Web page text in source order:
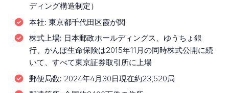
ディング構造制定）
本社: 東京都千代田区霞が関
株式上場: 日本郵政ホールディングス、ゆうちょ銀
行、かんぽ生命保険は2015年11月の同時株式公開に続
いて、すべて東京証券取引所に上場
郵便局数: 2024年4月30日現在約23,520局